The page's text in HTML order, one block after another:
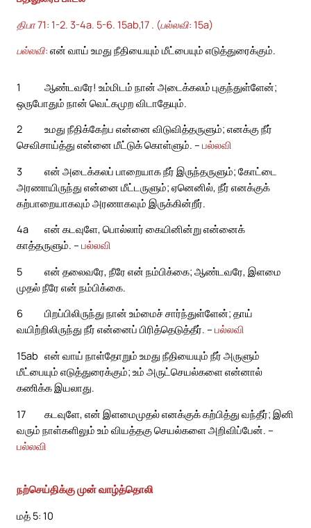
திபா 71: 1-2. 3-4a. 5-6. 15ab,17 . (பல்லவி: 15a)
பல்லவி: என் வாய் உமது நீதியையும் மீட்பையும் எடுத்துரைக்கும்.
1
ஆண்டவரே! உம்மிடம் நான் அடைக்கலம் புகுந்துள்ளேன்;
ஒருபோதும் நான் வெட்கமுற விடாதேயும்.
2
உமது நீதிக்கேற்ப என்னை விடுவித்தருளும்; எனக்கு நீர்
செவிசாய்த்து என்னை மீட்டுக் கொள்ளும். – பல்லவி
3
என் அடைக்கலப் பாறையாக நீர் இருந்தருளும்; கோட்டை
அரணாயிருந்து என்னை மீட்டருளும்; ஏனெனில், நீர் எனக்குக்
கற்பாறையாகவும் அரணாகவும் இருக்கின்றீர்.
4a
என் கடவுளே, பொல்லார் கையினின்று என்னைக்
காத்தருளும். – பல்லவி
5
என் தலைவரே, நீரே என் நம்பிக்கை; ஆண்டவரே, இளமை
முதல் நீரே என் நம்பிக்கை.
6
பிறப்பிலிருந்து நான் உம்மைச் சார்ந்துள்ளேன்; தாய்
வயிற்றிலிருந்து நீர் என்னைப் பிரித்தெடுத்தீர். – பல்லவி
15ab என் வாய் நாள்தோறும் உமது நீதியையும் நீர் அருளும்
மீட்பையும் எடுத்துரைக்கும்; உம் அருட்செயல்களை என்னால்
கணிக்க இயலாது.
17
கடவுளே, என் இளமைமுதல் எனக்குக் கற்பித்து வந்தீர்; இனி
வரும் நாள்களிலும் உம் வியத்தகு செயல்களை அறிவிப்பேன். –
பல்லவி
நற்செய்திக்கு முன் வாழ்த்தொலி
மத் 5: 10